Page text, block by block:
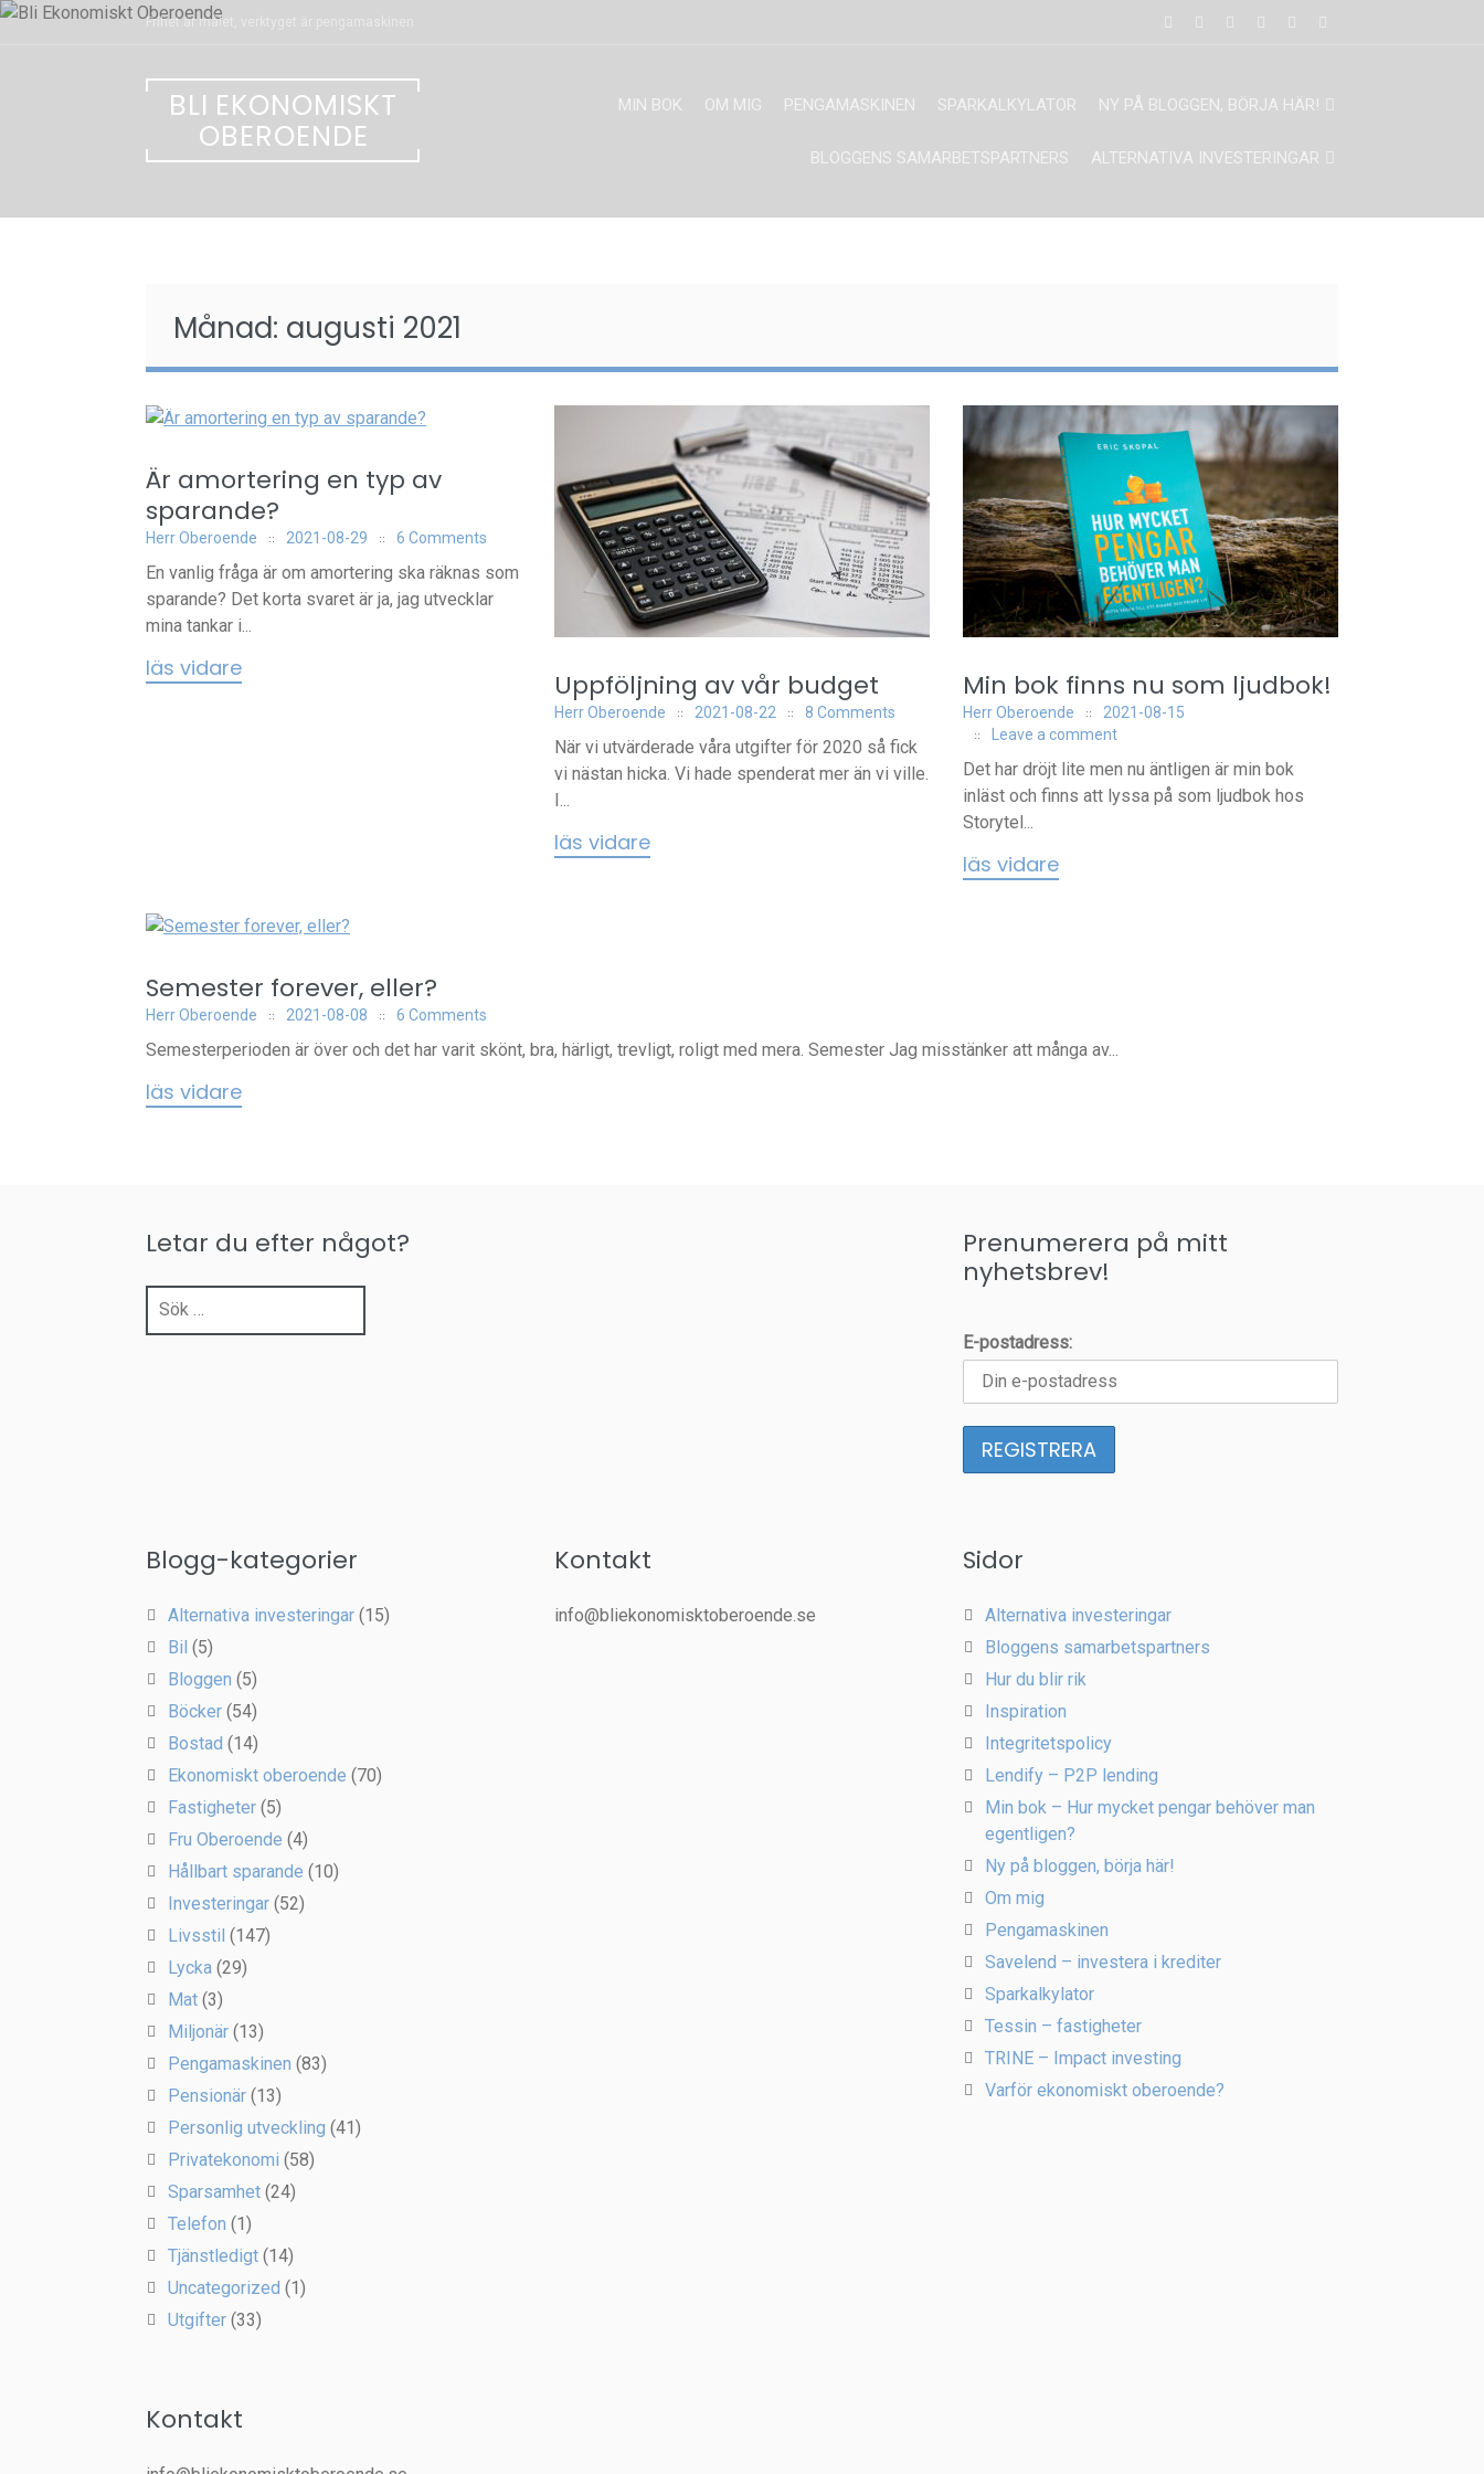
Skip
Frihet är målet, verktyget är pengamaskinen
BLI EKONOMISKT
OBEROENDE
MIN BOK OM MIG PENGAMASKINEN SPARKALKYLATOR NY PÅ BLOGGEN, BÖRJA HÄR!
BLOGGENS SAMARBETSPARTNERS ALTERNATIVA INVESTERINGAR
Månad: augusti 2021
Är amortering en typ av
sparande?
Herr Oberoende 2021-08-29 6 Comments
En vanlig fråga är om amortering ska räknas som
sparande? Det korta svaret är ja, jag utvecklar
mina tankar i...
läs vidare
Uppföljning av vår budget
Herr Oberoende 2021-08-22 8 Comments
När vi utvärderade våra utgifter för 2020 så fick
vi nästan hicka. Vi hade spenderat mer än vi ville.
I...
läs vidare
Min bok finns nu som ljudbok!
Herr Oberoende
2021-08-15
Leave a comment
Det har dröjt lite men nu äntligen är min bok
inläst och finns att lyssa på som ljudbok hos
Storytel...
läs vidare
Semester forever, eller?
Herr Oberoende 2021-08-08 6 Comments
Semesterperioden är över och det har varit skönt, bra, härligt, trevligt, roligt med mera. Semester Jag misstänker att många av...
läs vidare
Letar du efter något?
Sök
Prenumerera på mitt
nyhetsbrev!
E-postadress:
Blogg-kategorier
Alternativa investeringar (15)
Bil (5)
Bloggen (5)
Böcker (54)
Bostad (14)
Ekonomiskt oberoende (70)
Fastigheter (5)
Fru Oberoende (4)
Hållbart sparande (10)
Investeringar (52)
Livsstil (147)
Lycka (29)
Mat (3)
Miljonär (13)
Pengamaskinen (83)
Pensionär (13)
Personlig utveckling (41)
Privatekonomi (58)
Sparsamhet (24)
Telefon (1)
Tjänstledigt (14)
Uncategorized (1)
Utgifter (33)
Kontakt
info@bliekonomisktoberoende.se
Sidor
Alternativa investeringar
Bloggens samarbetspartners
Hur du blir rik
Inspiration
Integritetspolicy
Lendify – P2P lending
Min bok – Hur mycket pengar behöver man
egentligen?
Ny på bloggen, börja här!
Om mig
Pengamaskinen
Savelend – investera i krediter
Sparkalkylator
Tessin – fastigheter
TRINE – Impact investing
Varför ekonomiskt oberoende?
Kontakt